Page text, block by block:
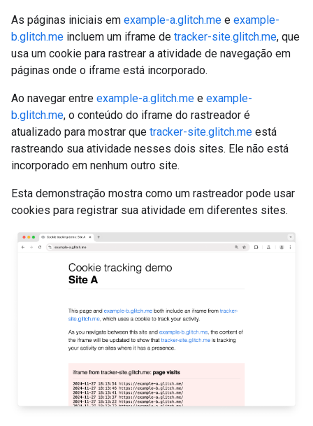
As páginas iniciais em example-a.glitch.me e example-
b.glitch.me incluem um iframe de tracker-site.glitch.me, que
usa um cookie para rastrear a atividade de navegação em
páginas onde o iframe está incorporado.
Ao navegar entre example-a.glitch.me e example-
b.glitch.me, o conteúdo do iframe do rastreador é
atualizado para mostrar que tracker-site.glitch.me está
rastreando sua atividade nesses dois sites. Ele não está
incorporado em nenhum outro site.
Esta demonstração mostra como um rastreador pode usar
cookies para registrar sua atividade em diferentes sites.